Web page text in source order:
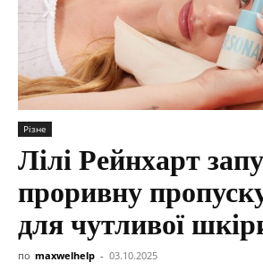
Різне
Лілі Рейнхарт
проривну
для чутливої
по maxwelhelp - 03.10.2025